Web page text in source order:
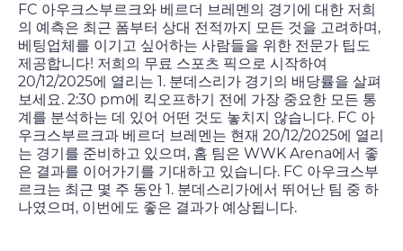
FC 아우크스부르크와 베르더 브레멘의 경기에 대한 저희
의 예측은 최근 폼부터 상대 전적까지 모든 것을 고려하며,
베팅업체를 이기고 싶어하는 사람들을 위한 전문가 팁도
제공합니다! 저희의 무료 스포츠 픽으로 시작하여
20/12/2025에 열리는 1. 분데스리가 경기의 배당률을 살펴
보세요. 2:30 pm에 킥오프하기 전에 가장 중요한 모든 통
계를 분석하는 데 있어 어떤 것도 놓치지 않습니다. FC 아
우크스부르크과 베르더 브레멘는 현재 20/12/2025에 열리
는 경기를 준비하고 있으며, 홈 팀은 WWK Arena에서 좋
은 결과를 이어가기를 기대하고 있습니다. FC 아우크스부
르크는 최근 몇 주 동안 1. 분데스리가에서 뛰어난 팀 중 하
나였으며, 이번에도 좋은 결과가 예상됩니다.